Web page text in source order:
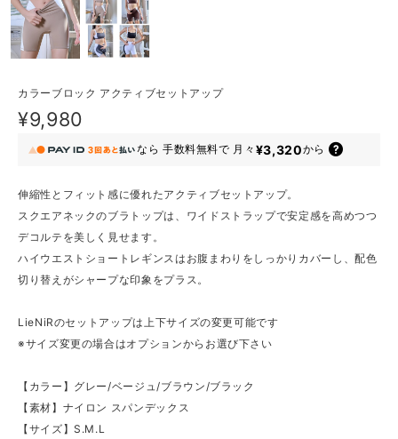
カラーブロック アクティブセットアップ
¥9,980
なら 手数料無料で 月々 ¥3,320から
伸縮性とフィット感に優れたアクティブセットアップ。
スクエアネックのブラトップは、ワイドストラップで安定感を高めつつ
デコルテを美しく見せます。
ハイウエストショートレギンスはお腹まわりをしっかりカバーし、配色
切り替えがシャープな印象をプラス。
LieNiRのセットアップは上下サイズの変更可能です
※サイズ変更の場合はオプションからお選び下さい
【カラー】グレー/ベージュ/ブラウン/ブラック
【素材】ナイロン スパンデックス
【サイズ】S.M.L